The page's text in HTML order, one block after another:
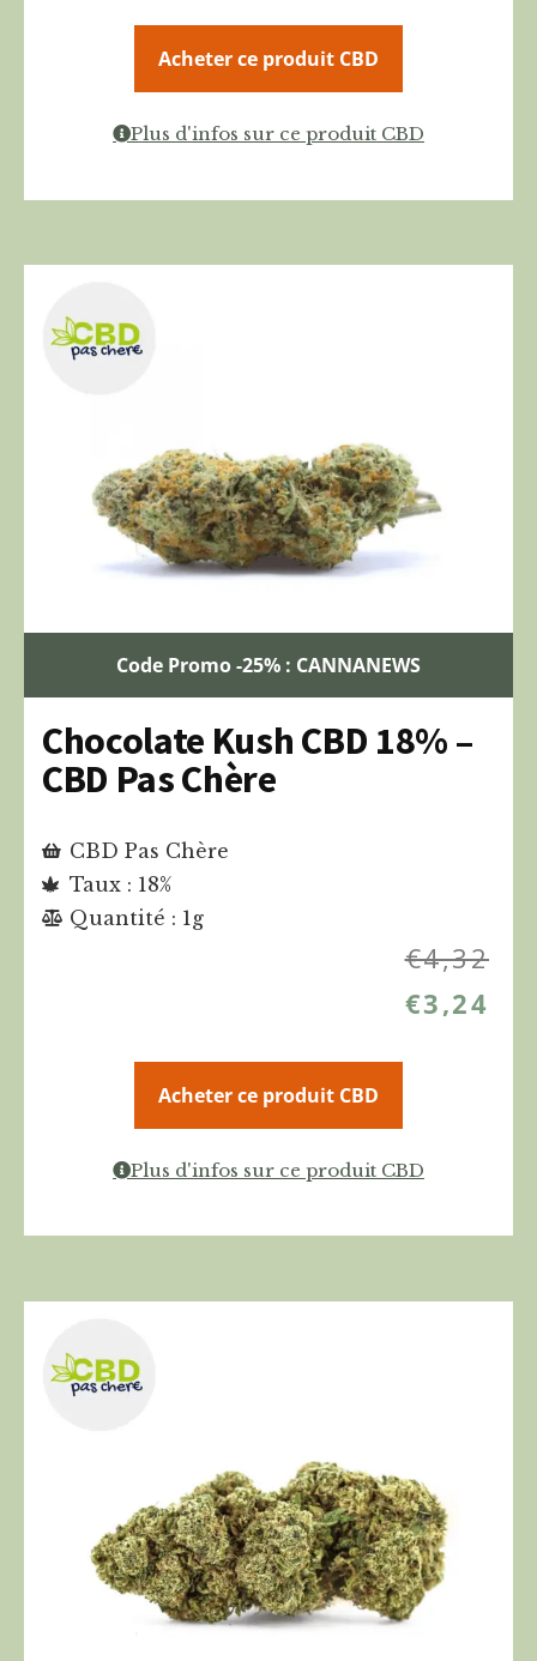
Acheter ce produit CBD
Plus d'infos sur ce produit CBD
Code Promo -25% : CANNANEWS
Chocolate Kush CBD 18% –
CBD Pas Chère
CBD Pas Chère
Taux : 18%
Quantité : 1g
€4,32
€3,24
Acheter ce produit CBD
Plus d'infos sur ce produit CBD